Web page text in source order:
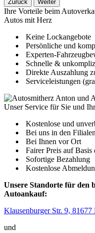
Zurück Weiter
Ihre Vorteile beim
Autos mit Herz
Keine Lockangebote
Persönliche und
Experten-
Schnelle &
Direkte Auszahlung
Serviceleistungen
Unser Service für Sie und
Kostenlose und
Bei uns in den Filialen
Bei Ihnen vor Ort
Fairer Preis auf
Sofortige Bezahlung
Kostenlose
Unsere Standorte für den
Autoankauf:
Klausenburger Str. 9, 81677
und